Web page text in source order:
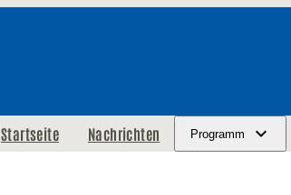
Startseite Nachrichten Programm